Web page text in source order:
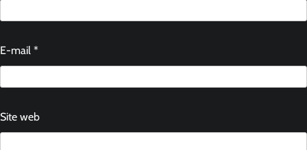
E-mail *
Site web